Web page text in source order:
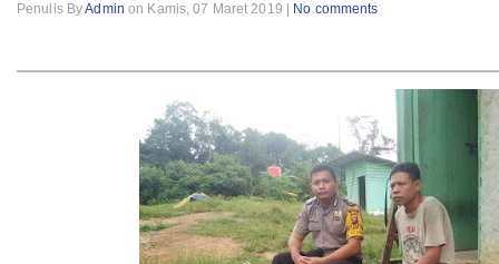
Penulis ByAdmin on Kamis, 07 Maret 2019 | No comments